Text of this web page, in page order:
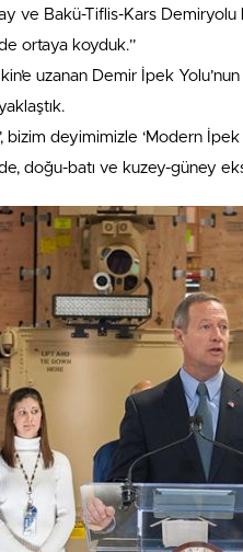
ve Bakü-Tiflis-Kars
ortaya koyduk.”
uzanan Demir İpek
bizim deyimimizle ‘Modern
doğu-batı ve kuzey-güney